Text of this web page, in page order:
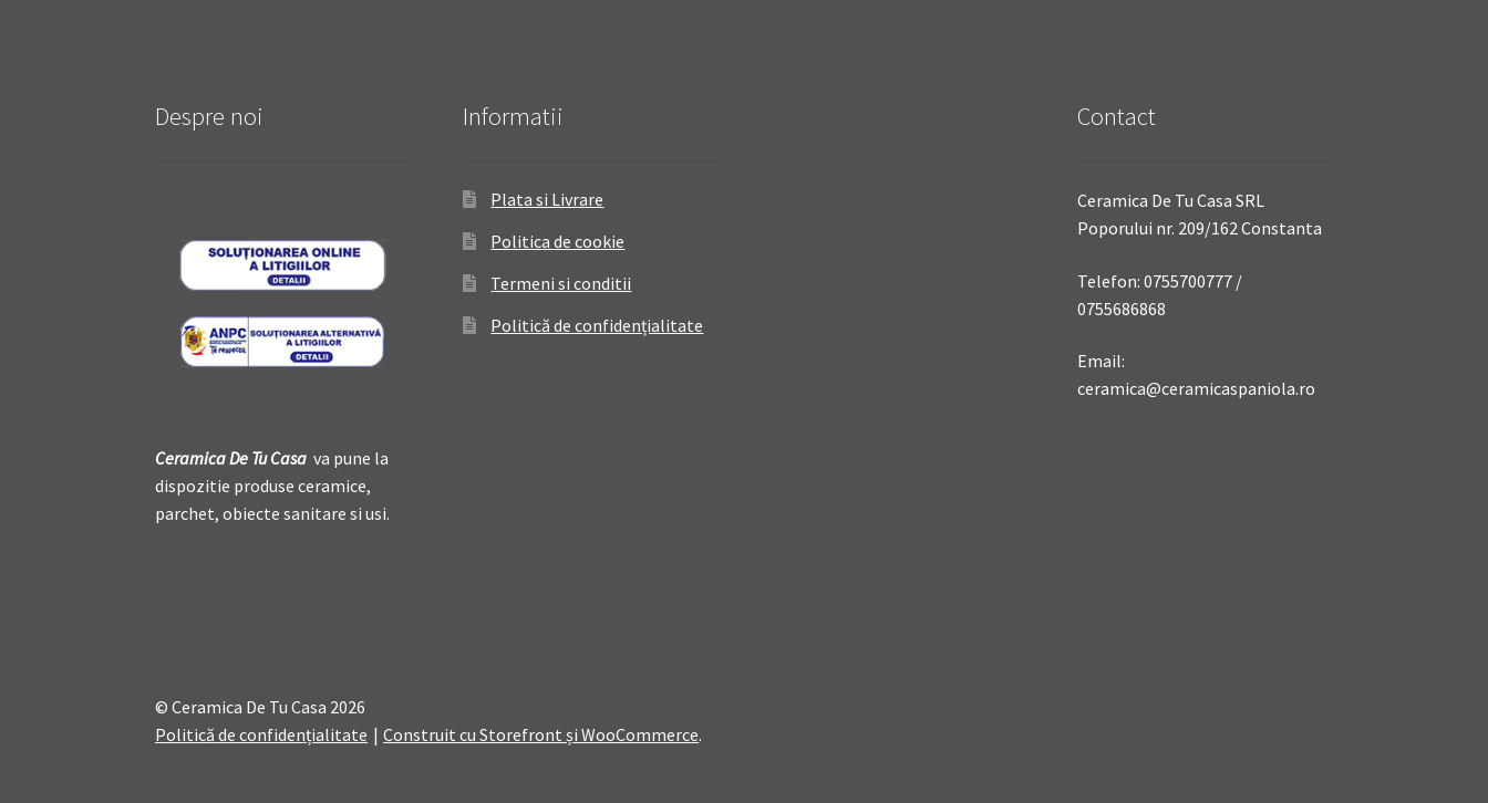
Despre noi
Ceramica De Tu Casa va pune la
dispozitie produse ceramice,
parchet, obiecte sanitare si usi.
Informatii
Plata si Livrare
Politica de cookie
Termeni si conditii
Politică de confidențialitate
Contact
Ceramica De Tu Casa SRL
Poporului nr. 209/162 Constanta
Telefon: 0755700777 /
0755686868
Email:
ceramica@ceramicaspaniola.ro
© Ceramica De Tu Casa 2026
Politică de confidențialitate
Construit cu Storefront și WooCommerce.